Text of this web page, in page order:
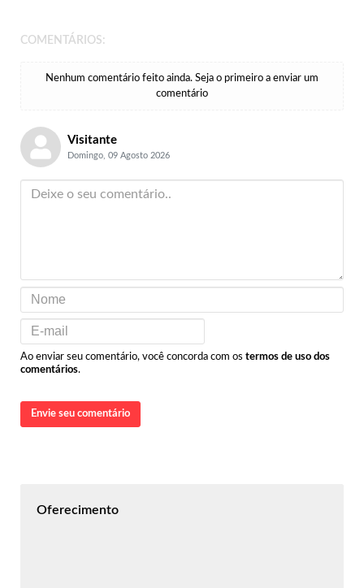
COMENTÁRIOS:
Nenhum comentário feito ainda. Seja o primeiro a enviar um
comentário
Visitante
Domingo, 09 Agosto 2026
Ao enviar seu comentário, você concorda com os termos de uso dos
comentários.
Envie seu comentário
Oferecimento